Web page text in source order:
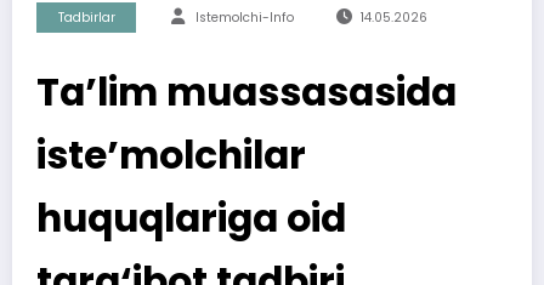
Tadbirlar Istemolchi-Info 14.05.2026
Ta’lim muassasasida
iste’molchilar
huquqlariga oid